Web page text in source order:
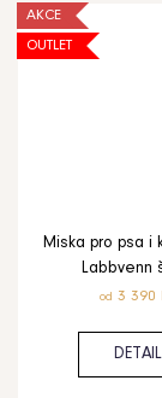
AKCE
OUTLET
Miska pro psa i
Labbvenn
od 3 390
DETAIL